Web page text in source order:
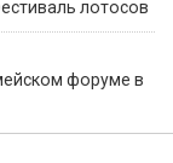
лотосов
форуме в